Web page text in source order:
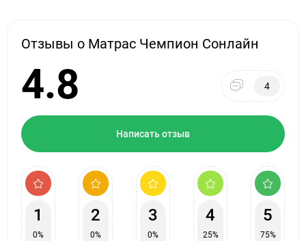
Отзывы о Матрас Чемпион Сонлайн
4.8 4
Написать отзыв
1
0%
2
0%
3
0%
4
25%
5
75%